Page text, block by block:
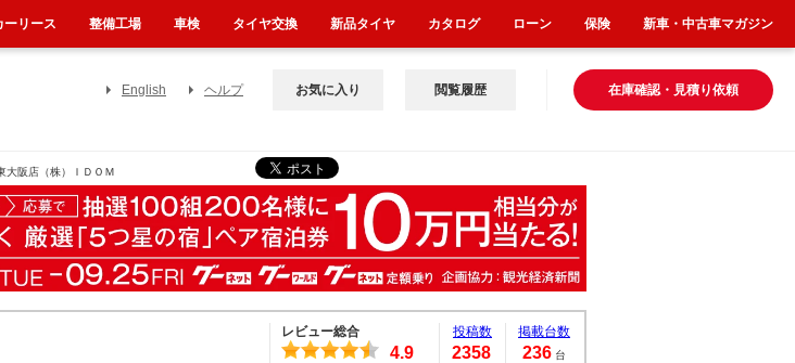
English ヘルプ 在庫確認・見積り依頼
お気に入り 閲覧履歴
大阪店（株）ＩＤＯＭ
レビュー総合
4.9
投稿数
2358
掲載台数
236 台
ーリース 整備工場 車検 タイヤ交換 新品タイヤ カタログ ローン 保険 新車・中古車マガジン